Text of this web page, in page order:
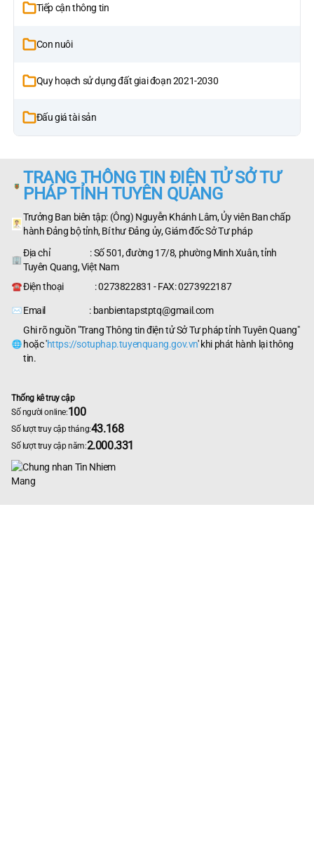
Tiếp cận thông tin
Con nuôi
Quy hoạch sử dụng đất giai đoạn 2021-2030
Đấu giá tài sản
TRANG THÔNG TIN ĐIỆN TỬ SỞ TƯ
PHÁP TỈNH TUYÊN QUANG
Trưởng Ban biên tập: (Ông) Nguyễn Khánh Lâm, Ủy viên Ban chấp
hành Đảng bộ tỉnh, Bí thư Đảng ủy, Giám đốc Sở Tư pháp
Địa chỉ : Số 501, đường 17/8, phường Minh Xuân, tỉnh
Tuyên Quang, Việt Nam
Điện thoại : 0273822831 - FAX: 0273922187
Email : banbientapstptq@gmail.com
Ghi rõ nguồn "Trang Thông tin điện tử Sở Tư pháp tỉnh Tuyên Quang"
hoặc 'https://sotuphap.tuyenquang.gov.vn' khi phát hành lại thông
tin.
Thống kê truy cập
Số người online:100
Số lượt truy cập tháng:43.168
Số lượt truy cập năm:2.000.331